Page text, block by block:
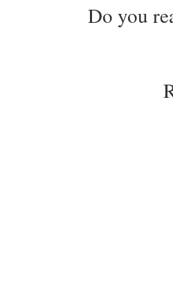
Do you